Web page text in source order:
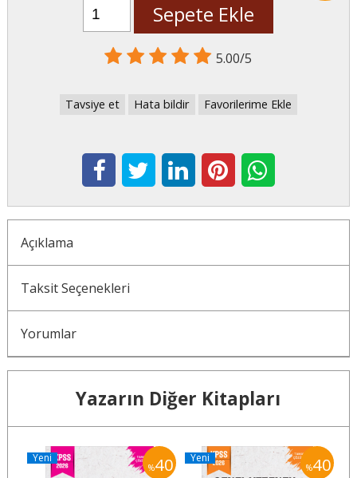
Sepete Ekle
5.00/5
Tavsiye et Hata bildir Favorilerime Ekle
Açıklama
Taksit Seçenekleri
Yorumlar
Yazarın Diğer Kitapları
%40
Yeni
%40
Yeni